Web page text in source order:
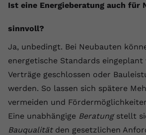
Ist eine Energieberatung auch für
sinnvoll?
Ja, unbedingt. Bei Neubauten
energetische Standards eingeplant
Verträge geschlossen oder
werden. So lassen sich spätere
vermeiden und
Eine unabhängige Beratungstellt
Bauqualitätden gesetzlichen